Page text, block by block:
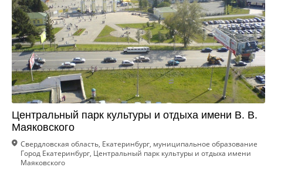
Центральный парк культуры и отдыха имени В. В.
Маяковского
Свердловская область, Екатеринбург, муниципальное образование
Город Екатеринбург, Центральный парк культуры и отдыха имени
Маяковского